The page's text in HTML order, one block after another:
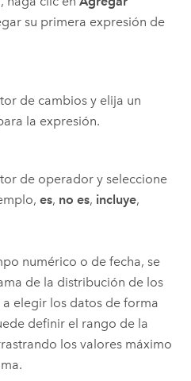
su primera expresión de
de cambios y elija un
la expresión.
de operador y seleccione
es, no es, incluye,
numérico o de fecha, se
de la distribución de los
elegir los datos de forma
definir el rango de la
los valores máximo